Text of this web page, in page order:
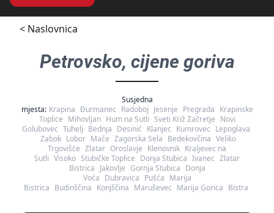
< Naslovnica
Petrovsko, cijene goriva
Susjedna
mjesta: Krapina Đurmanec Radoboj Jesenje Pregrada Krapinske
Toplice Mihovljan Hum na Sutli Sveti Križ Začretje Novi
Golubovec Tuhelj Bednja Desinić Klanjec Kumrovec Lepoglava
Zabok Lobor Mače Zagorska Sela Bedekovčina Veliko
Trgovišće Zlatar Oroslavje Klenovnik Kraljevec na
Sutli Visoko Stubičke Toplice Donja Stubica Ivanec Zlatar
Bistrica Jakovlje Gornja Stubica Donja
Voća Dubravica Pušća Marija
Bistrica Budinščina Konjščina Maruševec Marija Gorica Bistra